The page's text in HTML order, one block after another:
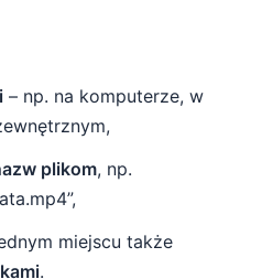
– np. na komputerze, w
plikom, np.
miejscu także
.